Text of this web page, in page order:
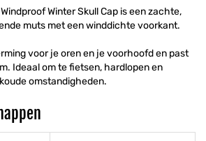
Winter Skull Cap is een zachte,
muts met een winddichte voorkant.
voor je oren en je voorhoofd en past
Ideaal om te fietsen, hardlopen en
omstandigheden.